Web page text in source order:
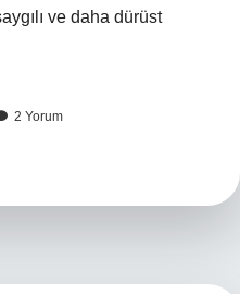
ve daha dürüst
2 Yorum